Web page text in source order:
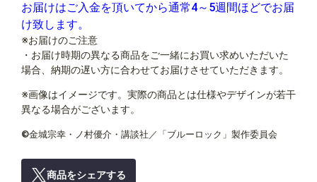
お届けはご入金を頂いてから通常4～5週間ほどでお届
け致します。
※お届けのご注意
・お届け時期の異なる商品をご一緒にお買い求めいただいた
場合、納期の遅い方に合わせてお届けさせていただきます。
※画像はイメージです。実際の商品とは仕様やデザインが若干
異なる場合がございます。
©金城宗幸・ノ村優介・講談社／「ブルーロック」製作委員会
商品をシェアする